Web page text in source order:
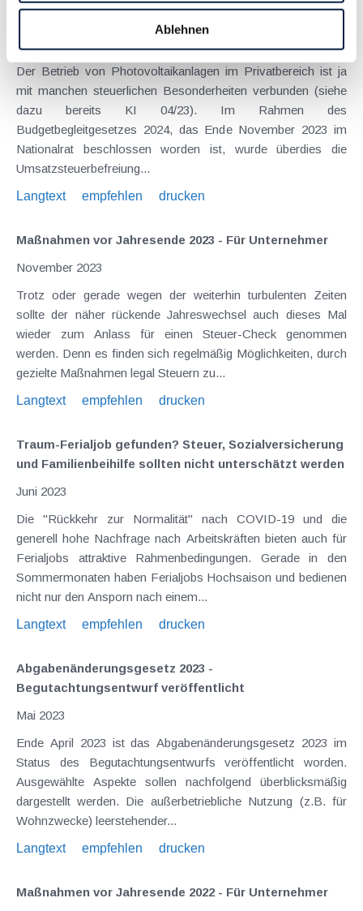
Ablehnen
Umsatzsteuerbefreiung für Photovoltaikmodule
Der Betrieb von Photovoltaikanlagen im Privatbereich ist ja
mit manchen steuerlichen Besonderheiten verbunden (siehe
dazu bereits KI 04/23). Im Rahmen des
Budgetbegleitgesetzes 2024, das Ende November 2023 im
Nationalrat beschlossen worden ist, wurde überdies die
Umsatzsteuerbefreiung...
Langtext
empfehlen drucken
Maßnahmen vor Jahresende 2023 - Für Unternehmer
November 2023
Trotz oder gerade wegen der weiterhin turbulenten Zeiten
sollte der näher rückende Jahreswechsel auch dieses Mal
wieder zum Anlass für einen Steuer-Check genommen
werden. Denn es finden sich regelmäßig Möglichkeiten, durch
gezielte Maßnahmen legal Steuern zu...
Langtext
empfehlen drucken
Traum-Ferialjob gefunden? Steuer, Sozialversicherung
und Familienbeihilfe sollten nicht unterschätzt werden
Juni 2023
Die "Rückkehr zur Normalität" nach COVID-19 und die
generell hohe Nachfrage nach Arbeitskräften bieten auch für
Ferialjobs attraktive Rahmenbedingungen. Gerade in den
Sommermonaten haben Ferialjobs Hochsaison und bedienen
nicht nur den Ansporn nach einem...
Langtext
empfehlen drucken
Abgabenänderungsgesetz 2023 -
Begutachtungsentwurf veröffentlicht
Mai 2023
Ende April 2023 ist das Abgabenänderungsgesetz 2023 im
Status des Begutachtungsentwurfs veröffentlicht worden.
Ausgewählte Aspekte sollen nachfolgend überblicksmäßig
dargestellt werden. Die außerbetriebliche Nutzung (z.B. für
Wohnzwecke) leerstehender...
Langtext
empfehlen drucken
Maßnahmen vor Jahresende 2022 - Für Unternehmer